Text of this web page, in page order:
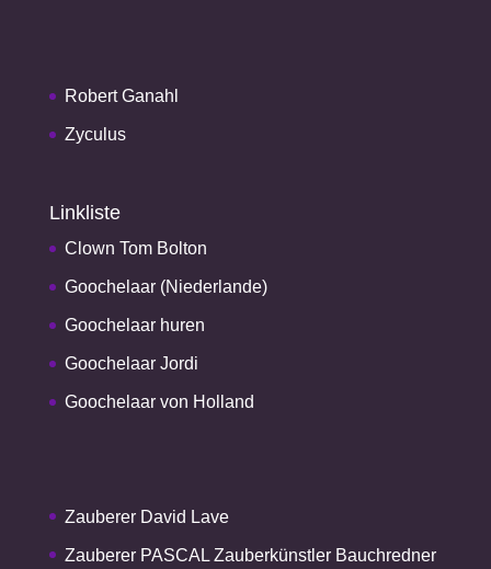
Robert Ganahl
Zyculus
Linkliste
Clown Tom Bolton
Goochelaar (Niederlande)
Goochelaar huren
Goochelaar Jordi
Goochelaar von Holland
Zauberer David Lave
Zauberer PASCAL Zauberkünstler Bauchredner